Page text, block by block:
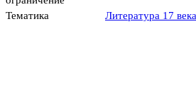
Тематика
Литература 17 века